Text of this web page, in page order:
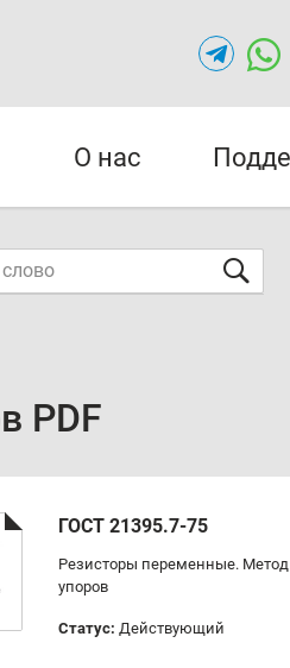
О нас
PDF
ГОСТ 21395.7-75
Резисторы переменные. Метод
упоров
Статус: Действующий